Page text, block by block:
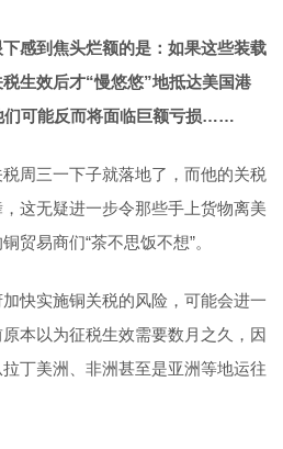
感到焦头烂额的是：如果这些装载
生效后才“慢悠悠”地抵达美国港
们可能反而将面临巨额亏损……
三一下子就落地了，而他的关税
这无疑进一步令那些手上货物离美
贸易商们“茶不思饭不想”。
实施铜关税的风险，可能会进一
本以为征税生效需要数月之久，因
丁美洲、非洲甚至是亚洲等地运往